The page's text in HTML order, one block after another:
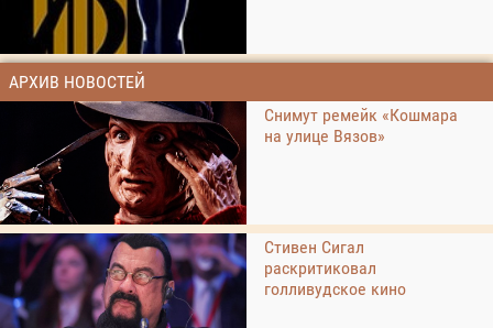
АРХИВ НОВОСТЕЙ
Снимут ремейк «Кошмара
на улице Вязов»
Стивен Сигал
раскритиковал
голливудское кино